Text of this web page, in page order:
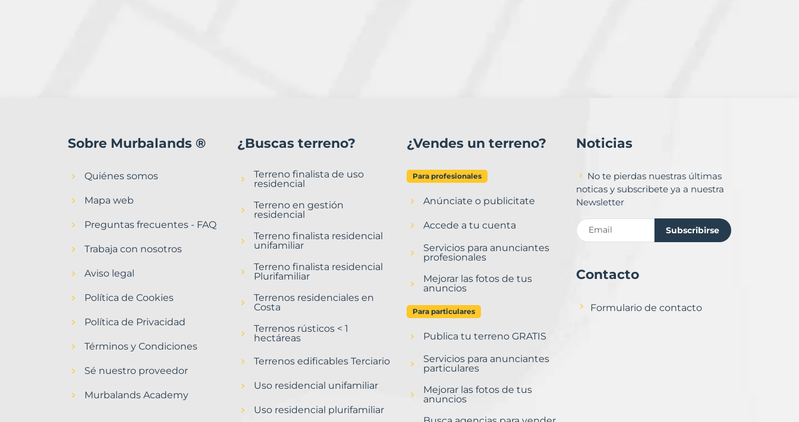
Villafranca
Murbalands
Sobre Murbalands ®
Quiénes somos
Mapa web
Preguntas frecuentes - FAQ
Trabaja con nosotros
Aviso legal
Política de Cookies
Política de Privacidad
Términos y Condiciones
Sé nuestro proveedor
Murbalands Academy
¿Buscas terreno?
Terreno finalista de uso
residencial
Terreno en gestión
residencial
Terreno finalista residencial
unifamiliar
Terreno finalista residencial
Plurifamiliar
Terrenos residenciales en
Costa
Terrenos rústicos < 1
hectáreas
Terrenos edificables Terciario
Uso residencial unifamiliar
Uso residencial plurifamiliar
¿Vendes un terreno?
Para profesionales
Anúnciate o publicitate
Accede a tu cuenta
Servicios para anunciantes
profesionales
Mejorar las fotos de tus
anuncios
Para particulares
Publica tu terreno GRATIS
Servicios para anunciantes
particulares
Mejorar las fotos de tus
anuncios
Noticias
No te pierdas nuestras últimas
noticas y subscribete ya a nuestra
Newsletter
Subscribirse
Contacto
Formulario de contacto